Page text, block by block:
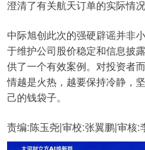
澄清了有关航天订单的实际情况
中际旭创此次的强硬辟谣并非
于维护公司股价稳定和信息披
供了一个有效案例。对投资者
情越是火热，越要保持冷静，
己的钱袋子。
责编:陈玉尧|审校:张翼鹏|审核: